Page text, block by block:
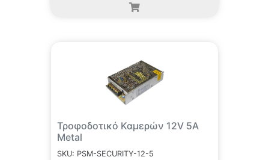
Τροφοδοτικό Καμερών 12V 5A
Metal
SKU: PSM-SECURITY-12-5